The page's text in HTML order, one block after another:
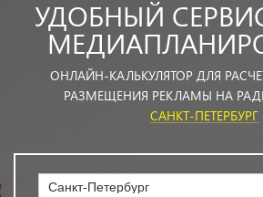
УДОБНЫЙ
ОНЛАЙН-КАЛЬКУЛЯТОР ДЛЯ
РАЗМЕЩЕНИЯ РЕКЛАМЫ НА
САНКТ-ПЕТЕРБУРГ
Санкт-Петербург